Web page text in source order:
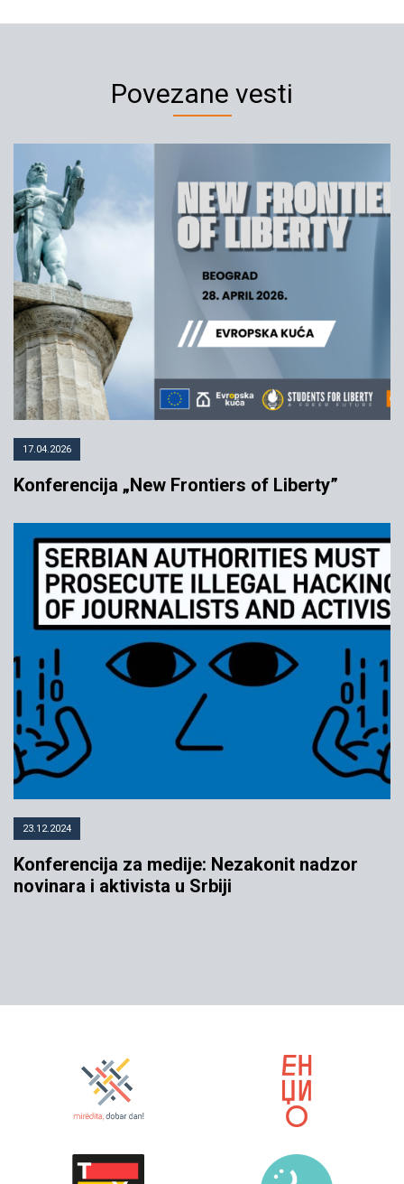
Konferencija s glavnom
tužiteljicom MKSJ, Karlom del
Ponte
08.12.2005 YIHR
Povezane vesti
17.04.2026
Konferencija „New Frontiers of Liberty”
23.12.2024
Konferencija za medije: Nezakonit nadzor
novinara i aktivista u Srbiji